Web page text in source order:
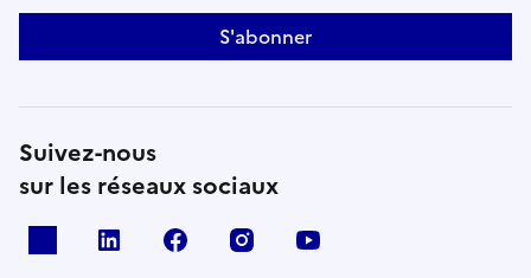
S'abonner
Suivez-nous
sur les réseaux sociaux
Linkedin Facebook Instagram